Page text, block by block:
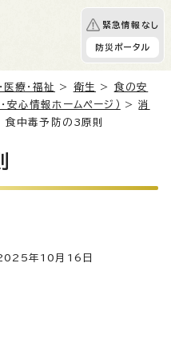
緊急情報なし
防災ポータル
医療・福祉 > 衛生 > 食の安
安心情報ホームページ）
>消
食中毒予防の3原則
年10月16日